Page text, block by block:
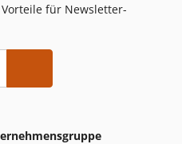
für Newsletter-